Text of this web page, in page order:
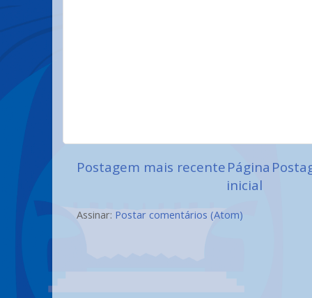
Postagem mais recentePágina
inicial
Assinar: Postar comentários (Atom)